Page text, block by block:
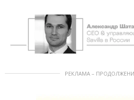
РЕКЛАМА –